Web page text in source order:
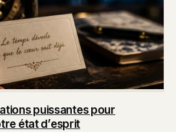
puissantes pour
état d’esprit